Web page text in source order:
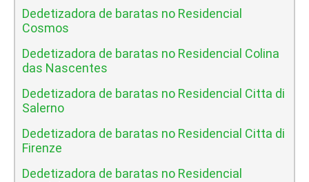
Dedetizadora de baratas no Residencial
Cosmos
Dedetizadora de baratas no Residencial Colina
das Nascentes
Dedetizadora de baratas no Residencial Citta di
Salerno
Dedetizadora de baratas no Residencial Citta di
Firenze
Dedetizadora de baratas no Residencial